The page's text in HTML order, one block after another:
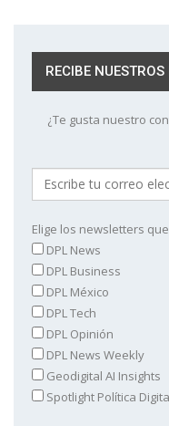
RECIBE
¿Te gusta nuestro
Elige los newsletters
DPL News
DPL Business
DPL México
DPL Tech
DPL Opinión
DPL News Weekly
Geodigital AI Insights
Spotlight Política